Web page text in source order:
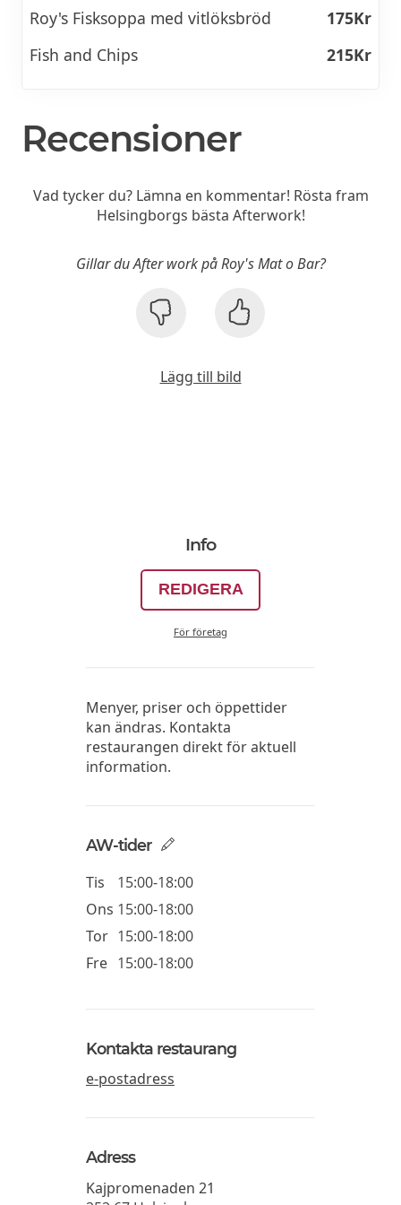
Roy's Fisksoppa med vitlöksbröd
175Kr
Fish and Chips
215Kr
Recensioner
Vad tycker du? Lämna en kommentar! Rösta fram
Helsingborgs bästa Afterwork!
Gillar du After work på Roy's Mat o Bar?
Lägg till bild
Info
REDIGERA
För företag
Menyer, priser och öppettider
kan ändras. Kontakta
restaurangen direkt för aktuell
information.
AW-tider
Tis
15:00-18:00
Ons 15:00-18:00
Tor 15:00-18:00
Fre 15:00-18:00
Kontakta restaurang
e-postadress
Adress
Kajpromenaden 21